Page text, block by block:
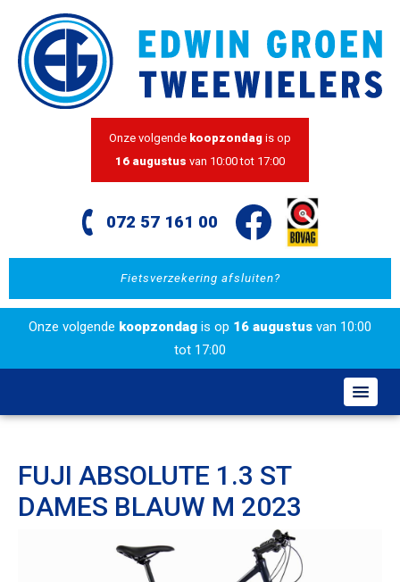
Onze volgende koopzondag is op
16 augustus van 10:00 tot 17:00
Fietsverzekering afsluiten?
072 57 161 00
Onze volgende koopzondag is op 16 augustus van 10:00
tot 17:00
FUJI ABSOLUTE 1.3 ST
DAMES BLAUW M 2023